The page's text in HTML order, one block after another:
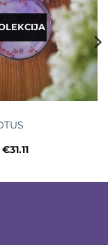
€31.11Price
€31.11